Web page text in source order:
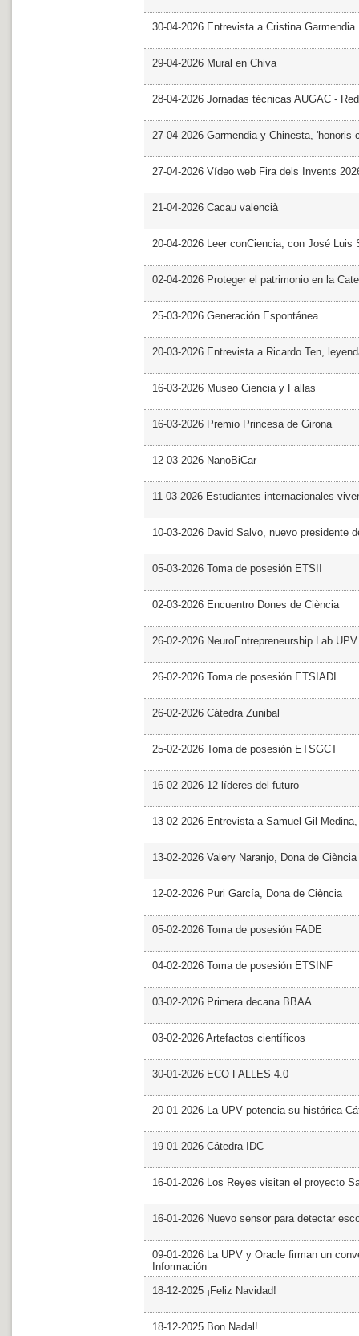
30-04-2026 Entrevista a Cristina Garmendia
29-04-2026 Mural en Chiva
28-04-2026 Jornadas técnicas AUGAC -
27-04-2026 Garmendia y Chinesta, 'honoris
27-04-2026 Vídeo web Fira dels Invents
21-04-2026 Cacau valencià
20-04-2026 Leer conCiencia, con José Luis
02-04-2026 Proteger el patrimonio en la
25-03-2026 Generación Espontánea
20-03-2026 Entrevista a Ricardo Ten,
16-03-2026 Museo Ciencia y Fallas
16-03-2026 Premio Princesa de Girona
12-03-2026 NanoBiCar
11-03-2026 Estudiantes internacionales
10-03-2026 David Salvo, nuevo presidente
05-03-2026 Toma de posesión ETSII
02-03-2026 Encuentro Dones de Ciència
26-02-2026 NeuroEntrepreneurship Lab UPV
26-02-2026 Toma de posesión ETSIADI
26-02-2026 Cátedra Zunibal
25-02-2026 Toma de posesión ETSGCT
16-02-2026 12 líderes del futuro
13-02-2026 Entrevista a Samuel Gil
13-02-2026 Valery Naranjo, Dona de Ciència
12-02-2026 Puri García, Dona de Ciència
05-02-2026 Toma de posesión FADE
04-02-2026 Toma de posesión ETSINF
03-02-2026 Primera decana BBAA
03-02-2026 Artefactos científicos
30-01-2026 ECO FALLES 4.0
20-01-2026 La UPV potencia su histórica
19-01-2026 Cátedra IDC
16-01-2026 Los Reyes visitan el proyecto
16-01-2026 Nuevo sensor para detectar
09-01-2026 La UPV y Oracle firman un
Información
18-12-2025 ¡Feliz Navidad!
18-12-2025 Bon Nadal!